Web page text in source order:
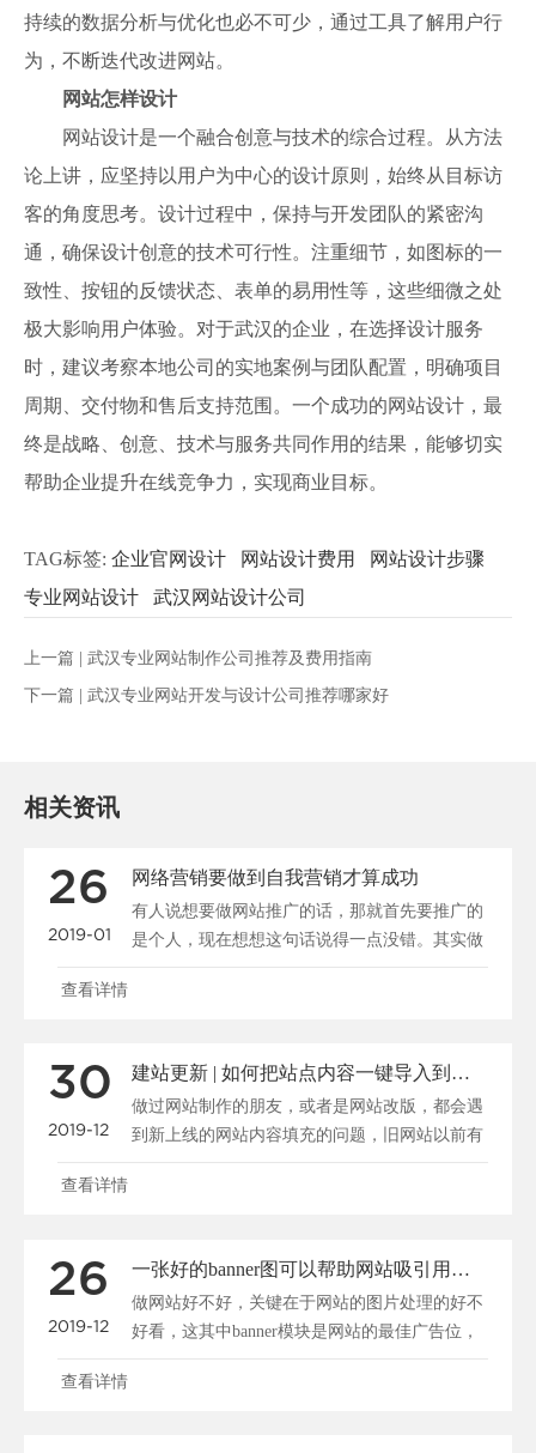
持续的数据分析与优化也必不可少，通过工具了解用户行
为，不断迭代改进网站。
网站怎样设计
网站设计是一个融合创意与技术的综合过程。从方法
论上讲，应坚持以用户为中心的设计原则，始终从目标访
客的角度思考。设计过程中，保持与开发团队的紧密沟
通，确保设计创意的技术可行性。注重细节，如图标的一
致性、按钮的反馈状态、表单的易用性等，这些细微之处
极大影响用户体验。对于武汉的企业，在选择设计服务
时，建议考察本地公司的实地案例与团队配置，明确项目
周期、交付物和售后支持范围。一个成功的网站设计，最
终是战略、创意、技术与服务共同作用的结果，能够切实
帮助企业提升在线竞争力，实现商业目标。
TAG标签: 企业官网设计 网站设计费用
网站设计步骤
专业网站设计
武汉网站设计公司
上一篇 | 武汉专业网站制作公司推荐及费用指南
下一篇 | 武汉专业网站开发与设计公司推荐哪家好
相关资讯
26
2019-01
网络营销要做到自我营销才算成功
有人说想要做网站推广的话，那就首先要推广的
是个人，现在想想这句话说得一点没错。其实做
公司又何曾不是在......
查看详情
30
2019-12
建站更新 | 如何把站点内容一键导入到新系统
做过网站制作的朋友，或者是网站改版，都会遇
到新上线的网站内容填充的问题，旧网站以前有
很多资料，我们怎......
查看详情
26
2019-12
一张好的banner图可以帮助网站吸引用户、促进转化
做网站好不好，关键在于网站的图片处理的好不
好看，这其中banner模块是网站的最佳广告位，
一张好的b......
查看详情